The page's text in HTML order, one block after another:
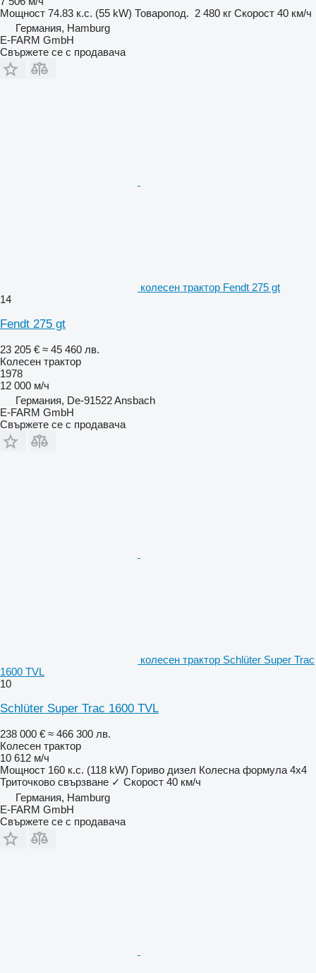
Мощност 74.83 к.с. (55 kW) Товаропод. 2 480 кг Скорост 40 км/ч
Германия, Hamburg
E-FARM GmbH
Свържете се с продавача
колесен трактор Fendt 275 gt
14
Fendt 275 gt
23 205 € ≈ 45 460 лв.
Колесен трактор
1978
12 000 м/ч
Германия, De-91522 Ansbach
E-FARM GmbH
Свържете се с продавача
колесен трактор Schlüter Super Trac
1600 TVL
10
Schlüter Super Trac 1600 TVL
238 000 € ≈ 466 300 лв.
Колесен трактор
10 612 м/ч
Мощност 160 к.с. (118 kW) Гориво дизел Колесна формула 4x4
Триточково свързване ✓ Скорост 40 км/ч
Германия, Hamburg
E-FARM GmbH
Свържете се с продавача